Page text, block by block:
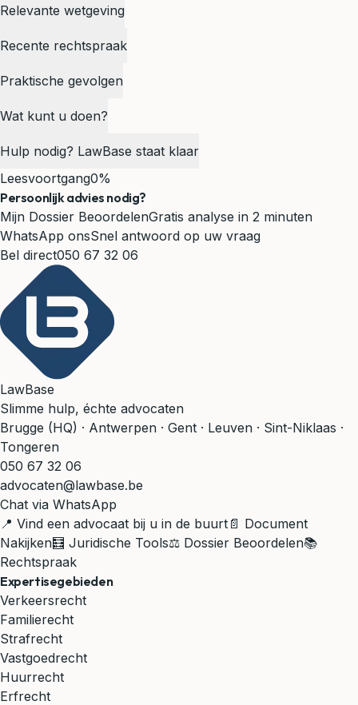
Relevante wetgeving
Recente rechtspraak
Praktische gevolgen
Wat kunt u doen?
Hulp nodig? LawBase staat klaar
Leesvoortgang0%
Persoonlijk advies nodig?
Mijn Dossier BeoordelenGratis analyse in 2 minuten
WhatsApp onsSnel antwoord op uw vraag
Bel direct050 67 32 06
LawBase
Slimme hulp, échte advocaten
Brugge (HQ) · Antwerpen · Gent · Leuven · Sint-Niklaas ·
Tongeren
050 67 32 06
advocaten@lawbase.be
Chat via WhatsApp
📍 Vind een advocaat bij u in de buurt 📄 Document
Nakijken🧮 Juridische Tools⚖️ Dossier Beoordelen📚
Rechtspraak
Expertisegebieden
Verkeersrecht
Familierecht
Strafrecht
Vastgoedrecht
Huurrecht
Erfrecht